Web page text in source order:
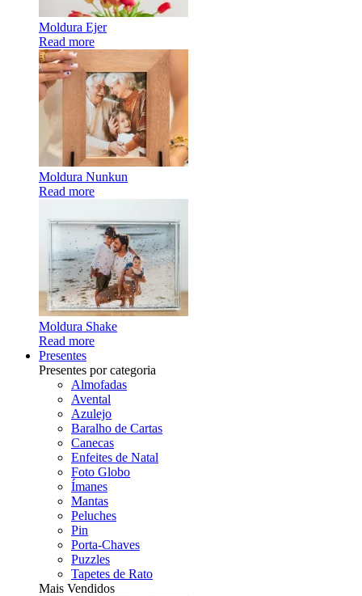
Moldura Ejer
Read more
Moldura Nunkun
Read more
Moldura Shake
Read more
Presentes
Presentes por categoria
Almofadas
Avental
Azulejo
Baralho de Cartas
Canecas
Enfeites de Natal
Foto Globo
Ímanes
Mantas
Peluches
Pin
Porta-Chaves
Puzzles
Tapetes de Rato
Mais Vendidos